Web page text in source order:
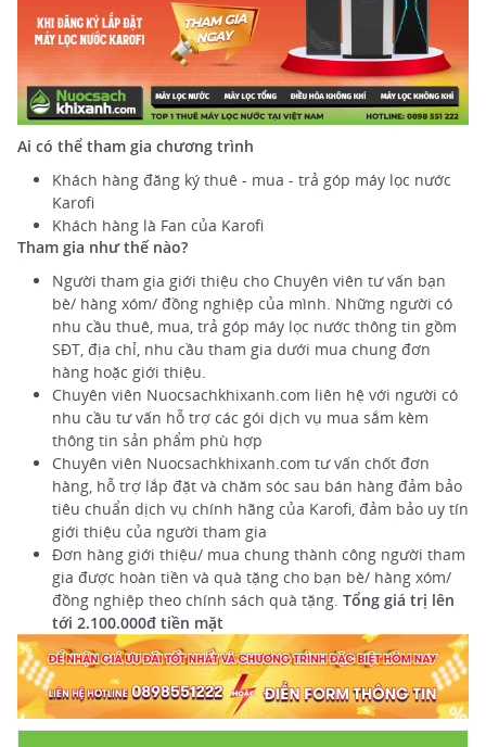
Ai có thể tham gia chương trình
Khách hàng đăng ký thuê - mua - trả góp máy lọc nước
Karofi
Khách hàng là Fan của Karofi
Tham gia như thế nào?
Người tham gia giới thiệu cho Chuyên viên tư vấn bạn
bè/ hàng xóm/ đồng nghiệp của mình. Những người có
nhu cầu thuê, mua, trả góp máy lọc nước thông tin gồm
SĐT, địa chỉ, nhu cầu tham gia dưới mua chung đơn
hàng hoặc giới thiệu.
Chuyên viên Nuocsachkhixanh.com liên hệ với người có
nhu cầu tư vấn hỗ trợ các gói dịch vụ mua sắm kèm
thông tin sản phẩm phù hợp
Chuyên viên Nuocsachkhixanh.com tư vấn chốt đơn
hàng, hỗ trợ lắp đặt và chăm sóc sau bán hàng đảm bảo
tiêu chuẩn dịch vụ chính hãng của Karofi, đảm bảo uy tín
giới thiệu của người tham gia
Đơn hàng giới thiệu/ mua chung thành công người tham
gia được hoàn tiền và quà tặng cho bạn bè/ hàng xóm/
đồng nghiệp theo chính sách quà tặng. Tổng giá trị lên
tới 2.100.000đ tiền mặt